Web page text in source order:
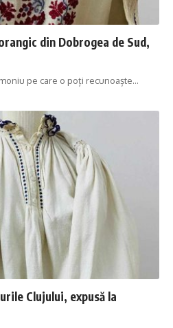
din Dobrogea de Sud,
pe care o poți recunoaște…
Clujului, expusă la